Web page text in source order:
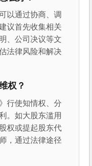
以通过协商、调
议首先收集相关
、公司决议等文
法律风险和解决
权？
行使知情权、分
。如大股东滥用
权或提起股东代
，通过法律途径